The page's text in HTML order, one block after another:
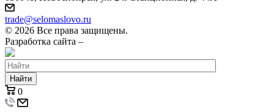
trade@selomaslovo.ru
© 2026 Все права защищены.
Разработка сайта –
Найти
0